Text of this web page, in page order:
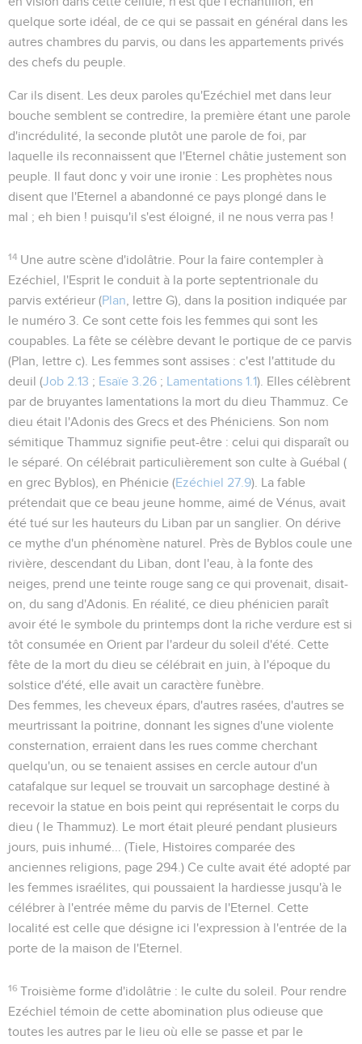
quelque sorte idéal, de ce qui se passait en général dans les
autres chambres du parvis, ou dans les appartements privés
des chefs du peuple.
Car ils disent . Les deux paroles qu'Ezéchiel met dans leur
bouche semblent se contredire, la première étant une parole
d'incrédulité, la seconde plutôt une parole de foi, par
laquelle ils reconnaissent que l'Eternel châtie justement son
peuple. Il faut donc y voir une ironie : Les prophètes nous
disent que l'Eternel a abandonné ce pays plongé dans le
mal ; eh bien ! puisqu'il s'est éloigné, il ne nous verra pas !
14 Une autre scène d'idolâtrie. Pour la faire contempler à
Ezéchiel, l'Esprit le conduit à la porte septentrionale du
parvis extérieur (Plan , lettre G), dans la position indiquée par
le numéro 3. Ce sont cette fois les femmes qui sont les
coupables. La fête se célèbre devant le portique de ce parvis
(Plan, lettre c). Les femmes sont assises : c'est l'attitude du
deuil (Job 2.13 ; Esaïe 3.26 ; Lamentations 1.1). Elles célèbrent
par de bruyantes lamentations la mort du dieu Thammuz . Ce
dieu était l'Adonis des Grecs et des Phéniciens. Son nom
sémitique Thammuz signifie peut-être : celui qui disparaît ou
le séparé . On célébrait particulièrement son culte à Guébal (
en grec Byblos), en Phénicie (Ezéchiel 27.9). La fable
prétendait que ce beau jeune homme, aimé de Vénus, avait
été tué sur les hauteurs du Liban par un sanglier. On dérive
ce mythe d'un phénomène naturel. Près de Byblos coule une
rivière, descendant du Liban, dont l'eau, à la fonte des
neiges, prend une teinte rouge sang ce qui provenait, disait-
on, du sang d'Adonis. En réalité, ce dieu phénicien paraît
avoir été le symbole du printemps dont la riche verdure est si
tôt consumée en Orient par l'ardeur du soleil d'été. Cette
fête de la mort du dieu se célébrait en juin, à l'époque du
solstice d'été, elle avait un caractère funèbre.
Des femmes, les cheveux épars, d'autres rasées, d'autres se
meurtrissant la poitrine, donnant les signes d'une violente
consternation, erraient dans les rues comme cherchant
quelqu'un, ou se tenaient assises en cercle autour d'un
catafalque sur lequel se trouvait un sarcophage destiné à
recevoir la statue en bois peint qui représentait le corps du
dieu ( le Thammuz). Le mort était pleuré pendant plusieurs
jours, puis inhumé...
(Tiele, Histoires comparée des
anciennes religions , page 294.) Ce culte avait été adopté par
les femmes israélites, qui poussaient la hardiesse jusqu'à le
célébrer à l'entrée même du parvis de l'Eternel. Cette
localité est celle que désigne ici l'expression à l'entrée de la
porte de la maison de l'Eternel
16 Troisième forme d'idolâtrie : le culte du soleil. Pour rendre
Ezéchiel témoin de cette abomination plus odieuse que
toutes les autres par le lieu où elle se passe et par le